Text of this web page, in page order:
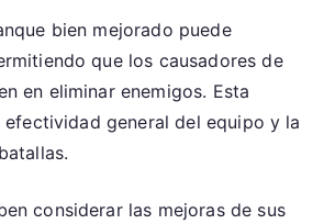
bien mejorado puede
que los causadores de
en eliminar enemigos. Esta
efectividad general del equipo y la
considerar las mejoras de sus